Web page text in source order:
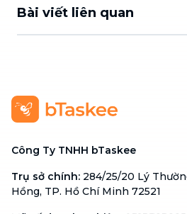
Bài viết liên quan
Công Ty TNHH bTaskee
Trụ sở chính: 284/25/20 Lý
Hồng, TP. Hồ Chí Minh 72521